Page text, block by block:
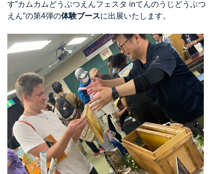
す”カムカムどうぶつえんフェスタ inてんのうじどうぶつ
えん”の第4弾の体験ブースに出展いたします。